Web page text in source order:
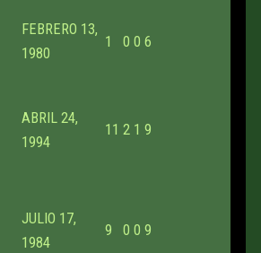
FEBRERO 13,
1980
1 0 0 6
ABRIL 24,
1994
11 2 1 9
JULIO 17,
1984
9 0 0 9